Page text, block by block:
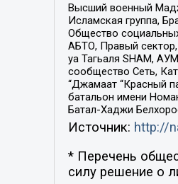
Высший военный
Исламская группа,
Общество
АБТО, Правый
уа Тагьаля SHAM,
сообщество Сеть,
“Джамаат “Красный
батальон имени
Батал-Хаджи
Источник: http://
* Перечень
силу решение о